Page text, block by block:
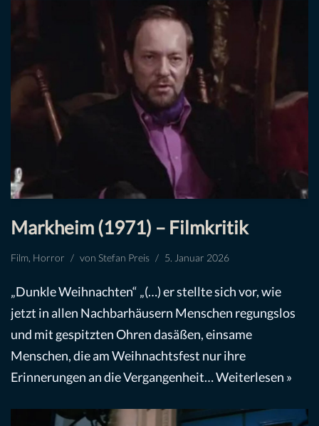
Markheim (1971) – Filmkritik
Film Horror von Stefan Preis 5. Januar 2026
„Dunkle Weihnachten“ „(…) er stellte sich vor, wie
jetzt in allen Nachbarhäusern Menschen regungslos
und mit gespitzten Ohren dasäßen, einsame
Menschen, die am Weihnachtsfest nur ihre
Erinnerungen an die Vergangenheit…Weiterlesen »